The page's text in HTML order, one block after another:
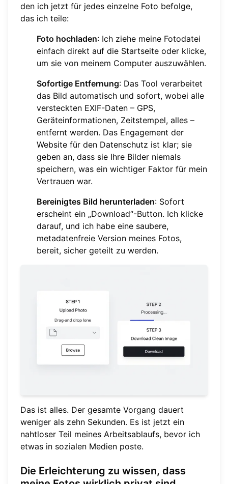
den ich jetzt für jedes einzelne Foto befolge,
das ich teile:
Foto hochladen: Ich ziehe meine Fotodatei
einfach direkt auf die Startseite oder klicke,
um sie von meinem Computer auszuwählen.
Sofortige Entfernung: Das Tool verarbeitet
das Bild automatisch und sofort, wobei alle
versteckten EXIF-Daten – GPS,
Geräteinformationen, Zeitstempel, alles –
entfernt werden. Das Engagement der
Website für den Datenschutz ist klar; sie
geben an, dass sie Ihre Bilder niemals
speichern, was ein wichtiger Faktor für mein
Vertrauen war.
Bereinigtes Bild herunterladen: Sofort
erscheint ein „Download“-Button. Ich klicke
darauf, und ich habe eine saubere,
metadatenfreie Version meines Fotos,
bereit, sicher geteilt zu werden.
Das ist alles. Der gesamte Vorgang dauert
weniger als zehn Sekunden. Es ist jetzt ein
nahtloser Teil meines Arbeitsablaufs, bevor ich
etwas in sozialen Medien poste.
Die Erleichterung zu wissen, dass